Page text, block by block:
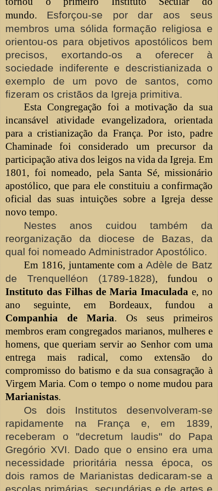
mundo. Esforçou-se por dar aos seus
membros uma sólida formação religiosa e
orientou-os para objetivos apostólicos bem
precisos, exortando-os a oferecer à
sociedade indiferente e descristianizada o
exemplo de um povo de santos, como
fizeram os cristãos da Igreja primitiva.
Esta Congregação foi a motivação da sua
incansável atividade evangelizadora, orientada
para a cristianização da França. Por isto, padre
Chaminade foi considerado um precursor da
participação ativa dos leigos na vida da Igreja. Em
1801, foi nomeado, pela Santa Sé, missionário
apostólico, que para ele constituiu a confirmação
oficial das suas intuições sobre a Igreja desse
novo tempo.
Nestes anos cuidou também da
reorganização da diocese de Bazas, da
qual foi nomeado Administrador Apostólico.
Em 1816, juntamente com a Adèle de Batz
de Trenquelléon (1789-1828), fundou o
Instituto das Filhas de Maria Imaculada e, no
ano seguinte, em Bordeaux, fundou a
Companhia de Maria. Os seus primeiros
membros eram congregados marianos, mulheres e
homens, que queriam servir ao Senhor com uma
entrega mais radical, como extensão do
compromisso do batismo e da sua consagração à
Virgem Maria. Com o tempo o nome mudou para
Marianistas.
Os dois Institutos desenvolveram-se
rapidamente na França e, em 1839,
receberam o "decretum laudis" do Papa
Gregório XVI. Dado que o ensino era uma
necessidade prioritária nessa época, os
dois ramos de Marianistas dedicaram-se a
escolas primárias, secundárias e de artes e